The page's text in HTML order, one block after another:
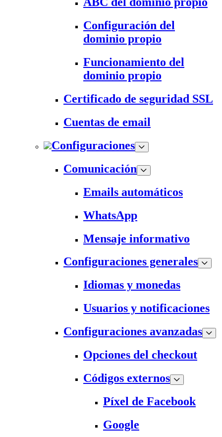
Configuración del
dominio propio
Funcionamiento del
dominio propio
Certificado de seguridad SSL
Cuentas de email
Configuraciones
Comunicación
Emails automáticos
WhatsApp
Mensaje informativo
Configuraciones generales
Idiomas y monedas
Usuarios y notificaciones
Configuraciones avanzadas
Opciones del checkout
Códigos externos
Píxel de Facebook
Google